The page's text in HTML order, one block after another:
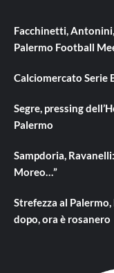
Facchinetti,
Palermo Football
Calciomercato Serie
Segre, pressing
Palermo
Sampdoria,
Moreo…”
Strefezza al
dopo, ora è rosanero